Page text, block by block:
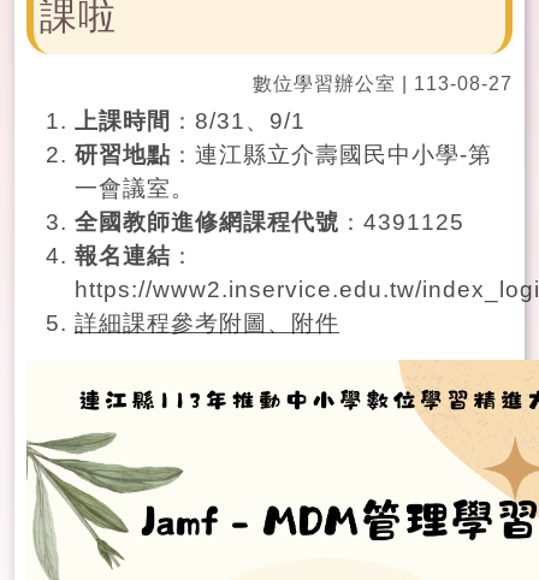
課啦
數位學習辦公室 | 113-08-27
上課時間 ：8/31、9/1
研習地點 ：連江縣立介壽國民中小學-第
一會議室。
全國教師進修網課程代號 ：4391125
報名連結 ：
https://www2.inservice.edu.tw/
詳細課程參考附圖、附件